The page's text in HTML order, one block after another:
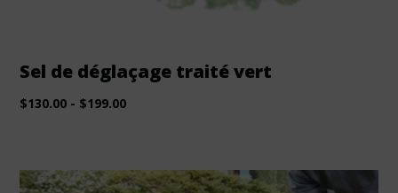
Sel de déglaçage traité vert
$130.00 - $199.00